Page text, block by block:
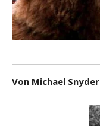
Von Michael Snyder